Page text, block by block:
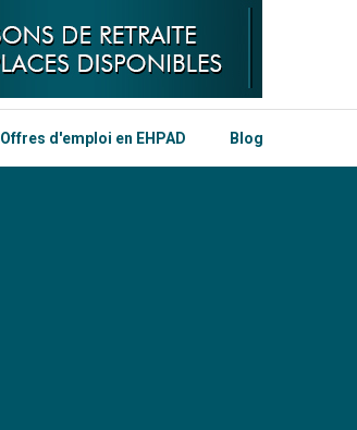
Offres d'emploi en EHPAD Blog